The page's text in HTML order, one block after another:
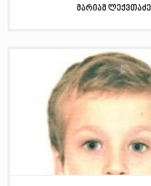
მარიამ ლექვთაძე